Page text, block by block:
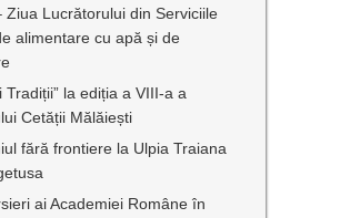
Ziua Lucrătorului din Serviciile
alimentare cu apă și de
Tradiții” la ediția a VIII-a a
Cetății Mălăiești
fără frontiere la Ulpia Traiana
ai Academiei Române în